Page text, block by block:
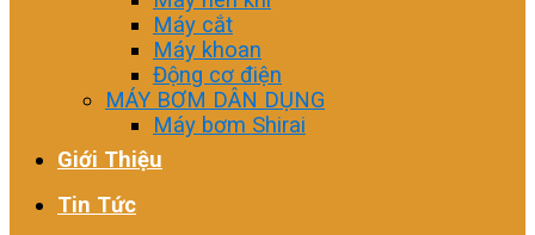
Máy cắt
Máy khoan
Động cơ điện
MÁY BƠM DÂN DỤNG
Máy bơm Shirai
Giới Thiệu
Tin Tức